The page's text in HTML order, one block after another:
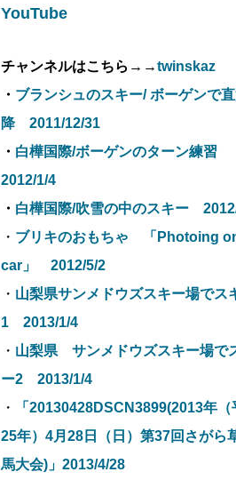
YouTube
チャンネルはこちら→→twinskaz
・ ブランシュのスキー/ ボーゲンで
降 2011/12/31
・ 白樺国際/ボーゲンのターン練習
2012/1/4
・ 白樺国際/吹雪の中のスキー
・ ブリキのおもちゃ 「Photoing
car」 2012/5/2
・ 山梨県サンメドウズスキー場でス
1 2013/1/4
・ 山梨県 サンメドウズスキー場で
ー2 2013/1/4
・
「20130428DSCN3899(2013年（
25年）4月28日（日）第37回さがら
馬大会)」2013/4/28